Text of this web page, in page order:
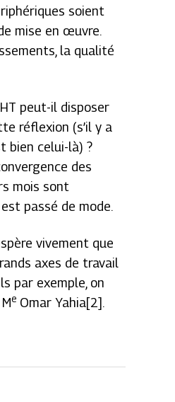
soient
mise en œuvre.
la qualité
peut-il disposer
réflexion (s’il y a
bien celui-là) ?
des
mois sont
passé de mode.
vivement que
axes de travail
par exemple, on
e Omar Yahia[2].